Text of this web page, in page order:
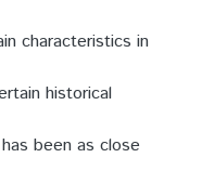
characteristics in
historical
been as close